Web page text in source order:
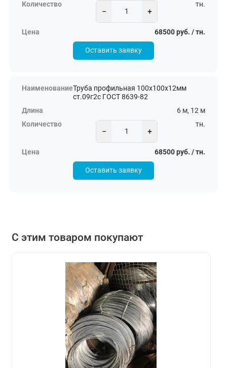
− +
тн.
68500 руб. / тн.
Оставить заявку
Труба профильная 100х100х12мм
ст.09г2с ГОСТ 8639-82
6 м, 12 м
− +
тн.
68500 руб. / тн.
Оставить заявку
С этим товаром покупают